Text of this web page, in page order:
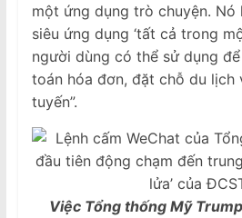
một ứng dụng trò chuyện.
siêu ứng dụng ‘tất cả trong
người dùng có thể sử dụng
toán hóa đơn, đặt chỗ du lịch
tuyến”.
Việc Tổng thống Mỹ